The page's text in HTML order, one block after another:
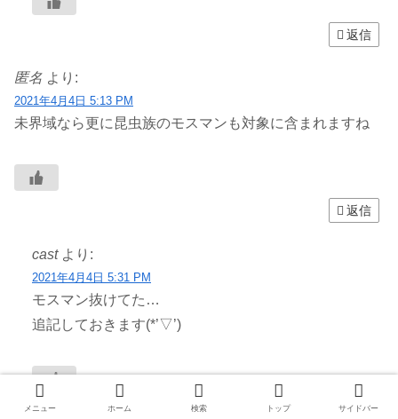
返信
匿名 より:
2021年4月4日 5:13 PM
未界域なら更に昆虫族のモスマンも対象に含まれますね
返信
cast より:
2021年4月4日 5:31 PM
モスマン抜けてた…
追記しておきます(*’▽’)
返信
メニュー ホーム 検索 トップ サイドバー